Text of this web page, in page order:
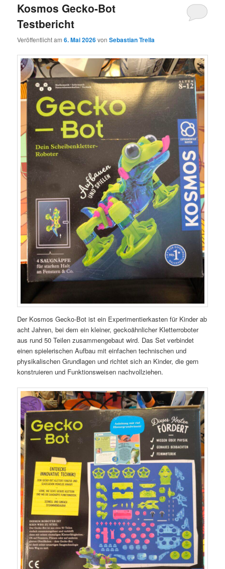
Kosmos Gecko-Bot
Testbericht
Veröffentlicht am6. Mai 2026vonSebastian Trella
Der Kosmos Gecko-Bot ist ein Experimentierkasten für Kinder ab
acht Jahren, bei dem ein kleiner, geckoähnlicher Kletterroboter
aus rund 50 Teilen zusammengebaut wird. Das Set verbindet
einen spielerischen Aufbau mit einfachen technischen und
physikalischen Grundlagen und richtet sich an Kinder, die gern
konstruieren und Funktionsweisen nachvollziehen.